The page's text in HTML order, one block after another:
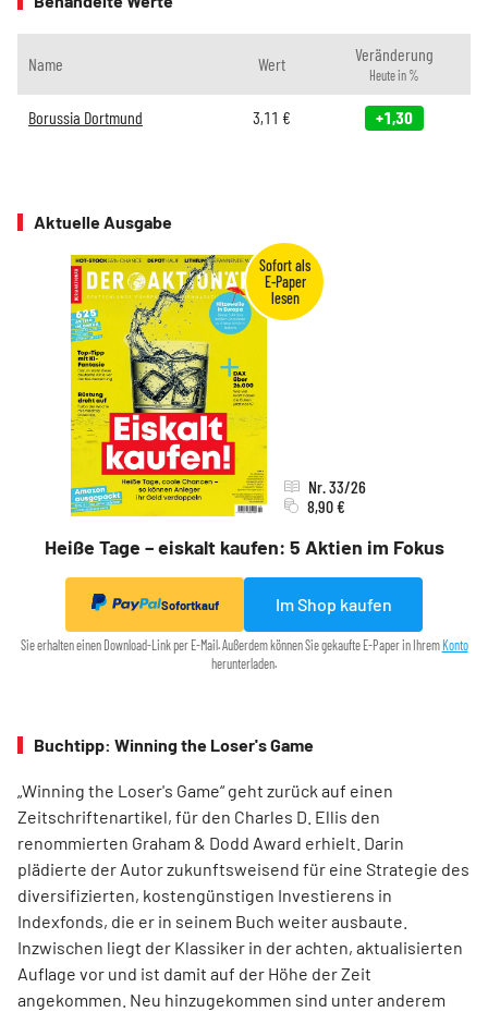
Name Wert Veränderung
Heute in %
Borussia Dortmund 3,11 € +1,30
Aktuelle Ausgabe
Heiße Tage – eiskalt kaufen: 5 Aktien im Fokus
Nr. 33/26
8,90 €
Sofortkauf Im Shop kaufen
Sie erhalten einen Download-Link per E-Mail. Außerdem können Sie gekaufte E-Paper in Ihrem Konto
herunterladen.
Buchtipp: Winning the Loser's Game
„Winning the Loser's Game“ geht zurück auf einen
Zeitschriftenartikel, für den Charles D. Ellis den
renommierten Graham & Dodd Award erhielt. Darin
plädierte der Autor zukunftsweisend für eine Strategie des
diversifizierten, kostengünstigen Investierens in
Indexfonds, die er in seinem Buch weiter ausbaute.
Inzwischen liegt der Klassiker in der achten, aktualisierten
Auflage vor und ist damit auf der Höhe der Zeit
angekommen. Neu hinzugekommen sind unter anderem